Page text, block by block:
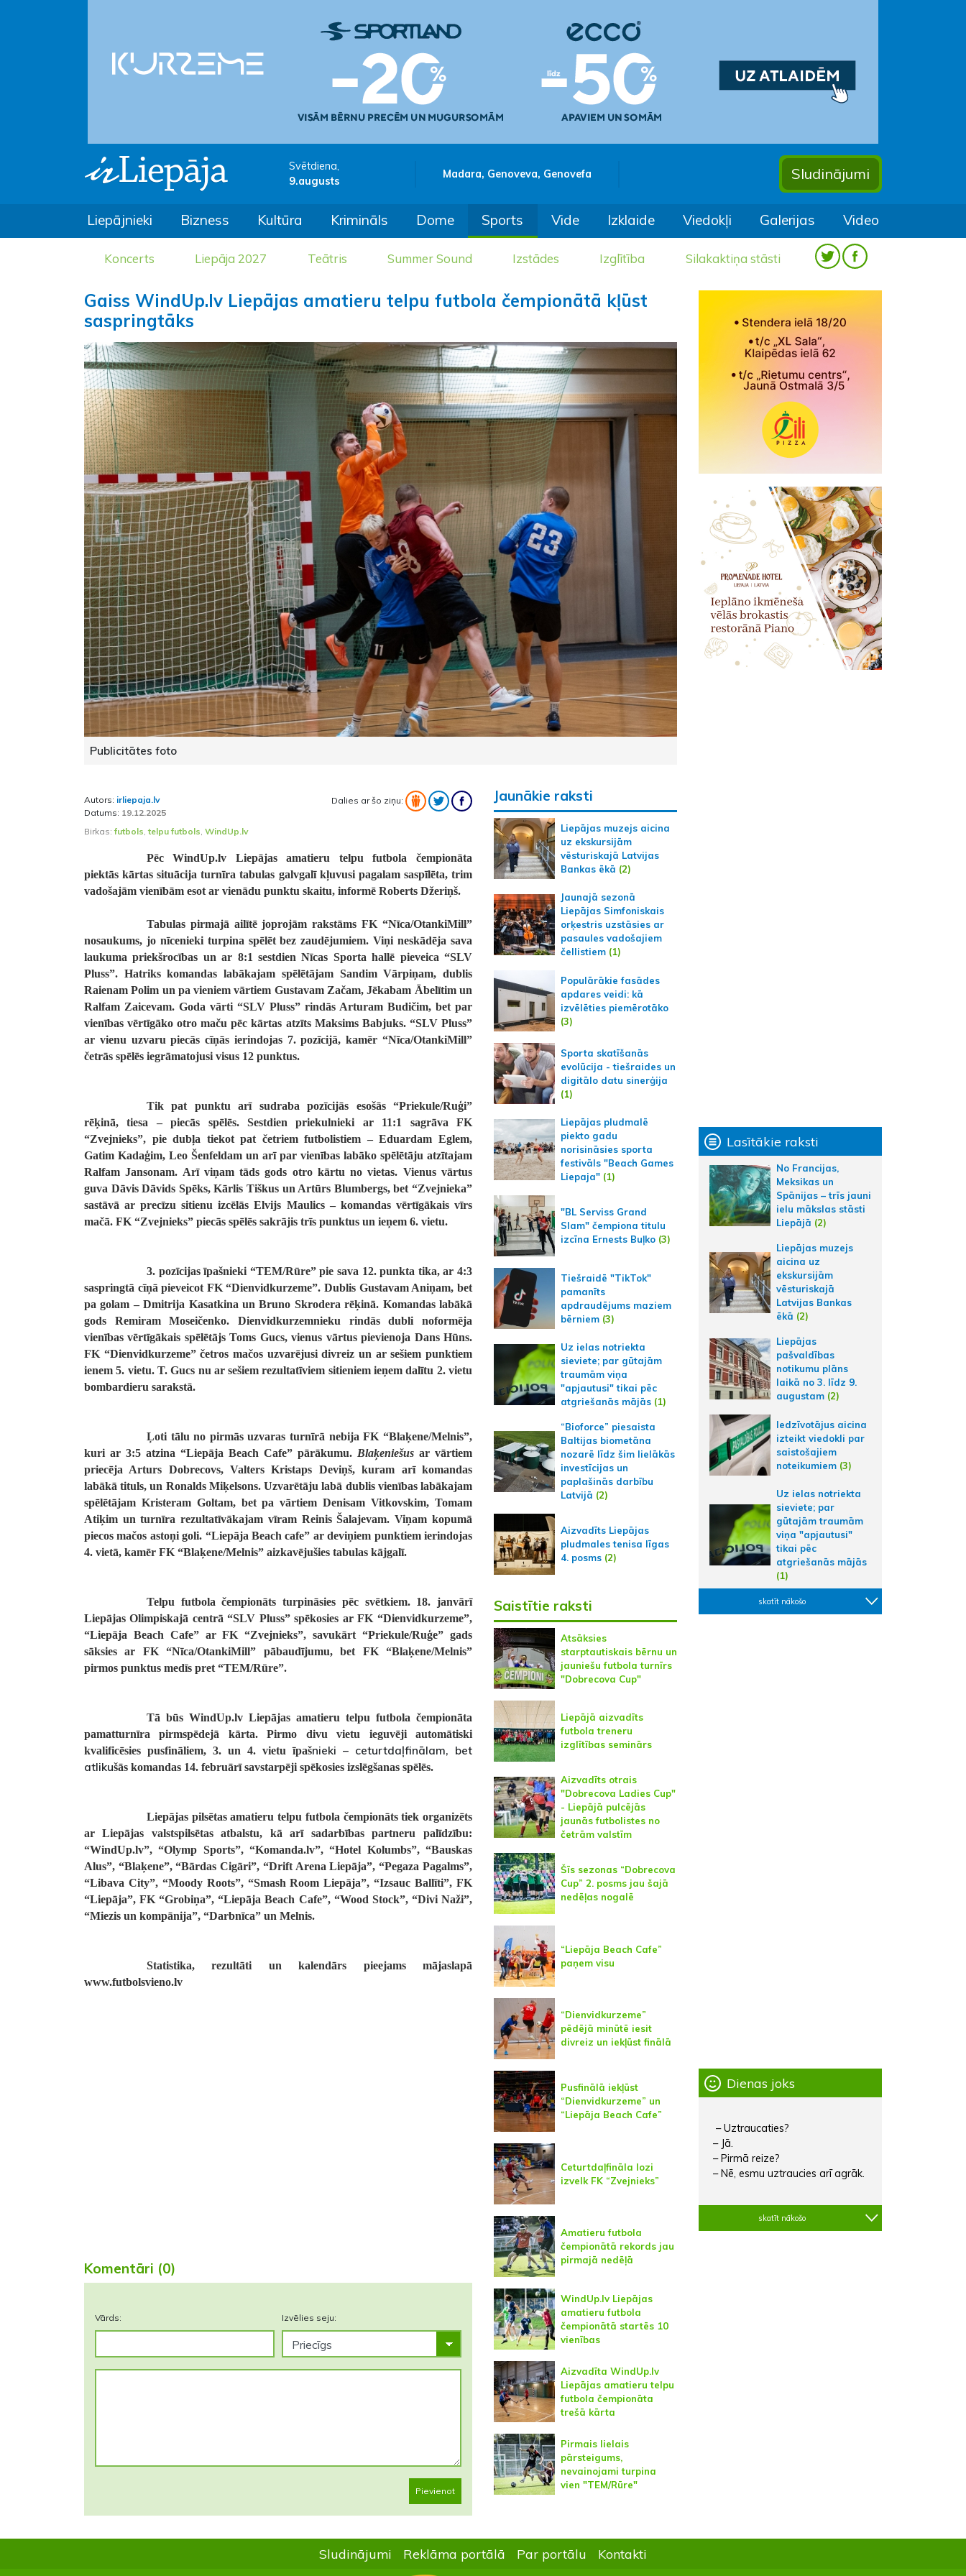
Svētdiena,
9.augusts
Madara, Genoveva, Genovefa Sludinājumi
Liepājnieki Bizness Kultūra Krimināls Dome Sports Vide Izklaide Viedokļi Galerijas Video
Koncerts Liepāja 2027 Teātris Summer Sound Izstādes Izglītība Silakaktiņa stāsti
Gaiss WindUp.lv Liepājas amatieru telpu futbola čempionātā kļūst
saspringtāks
Publicitātes foto
Autors: irliepaja.lv
Datums: 19.12.2025
Dalies ar šo ziņu:
Birkas:futbols,telpu futbols, WindUp.lv
Pēc WindUp.lv Liepājas amatieru telpu futbola čempionāta
piektās kārtas situācija turnīra tabulas galvgalī kļuvusi pagalam saspīlēta, trim
vadošajām vienībām esot ar vienādu punktu skaitu, informē Roberts Džeriņš.
Tabulas pirmajā ailītē joprojām rakstāms FK “Nīca/OtankiMill”
nosaukums, jo nīcenieki turpina spēlēt bez zaudējumiem. Viņi neskādēja sava
laukuma priekšrocības un ar 8:1 sestdien Nīcas Sporta hallē pieveica “SLV
Pluss”. Hatriks komandas labākajam spēlētājam Sandim Vārpiņam, dublis
Raienam Polim un pa vieniem vārtiem Gustavam Začam, Jēkabam Ābelītim un
Ralfam Zaicevam. Goda vārti “SLV Pluss” rindās Arturam Budičim, bet par
vienības vērtīgāko otro maču pēc kārtas atzīts Maksims Babjuks. “SLV Pluss”
ar vienu uzvaru piecās cīņās ierindojas 7. pozīcijā, kamēr “Nīca/OtankiMill”
četrās spēlēs iegrāmatojusi visus 12 punktus.
Tik pat punktu arī sudraba pozīcijās esošās “Priekule/Ruģi”
rēķinā, tiesa – piecās spēlēs. Sestdien priekulnieki ar 11:1 sagrāva FK
“Zvejnieks”, pie dubļa tiekot pat četriem futbolistiem – Eduardam Eglem,
Gatim Kadaģim, Leo Šenfeldam un arī par vienības labāko spēlētāju atzītajam
Ralfam Jansonam. Arī viņam tāds gods otro kārtu no vietas. Vienus vārtus
guva Dāvis Dāvids Spēks, Kārlis Tiškus un Artūrs Blumbergs, bet “Zvejnieka”
sastāvā ar precīzu sitienu izcēlās Elvijs Maulics – komandas vērtīgākais vīrs
mačā. FK “Zvejnieks” piecās spēlēs sakrājis trīs punktus un ieņem 6. vietu.
3. pozīcijas īpašnieki “TEM/Rūre” pie sava 12. punkta tika, ar 4:3
saspringtā cīņā pieveicot FK “Dienvidkurzeme”. Dublis Gustavam Aniņam, bet
pa golam – Dmitrija Kasatkina un Bruno Skrodera rēķinā. Komandas labākā
gods Remiram Moseičenko. Dienvidkurzemnieku rindās dubli noformēja
vienības vērtīgākais spēlētājs Toms Gucs, vienus vārtus pievienoja Dans Hūns.
FK “Dienvidkurzeme” četros mačos uzvarējusi divreiz un ar sešiem punktiem
ienem 5. vietu. T. Gucs nu ar sešiem rezultatīviem sitieniem ieņem dalītu 2. vietu
bombardieru sarakstā.
Ļoti tālu no pirmās uzvaras turnīrā nebija FK “Blaķene/Melnis”,
kuri ar 3:5 atzina “Liepāja Beach Cafe” pārākumu. Blaķeniešus ar vārtiem
priecēja Arturs Dobrecovs, Valters Kristaps Deviņš, kuram arī komandas
labākā tituls, un Ronalds Miķelsons. Uzvarētāju labā dublis vienības labākajam
spēlētājam Kristeram Goltam, bet pa vārtiem Denisam Vitkovskim, Tomam
Atiķim un turnīra rezultatīvākajam vīram Reinis Šalajevam. Viņam kopumā
piecos mačos astoņi goli. “Liepāja Beach cafe” ar deviņiem punktiem ierindojas
4. vietā, kamēr FK “Blaķene/Melnis” aizkavējušies tabulas kājgalī.
Telpu futbola čempionāts turpināsies pēc svētkiem. 18. janvārī
Liepājas Olimpiskajā centrā “SLV Pluss” spēkosies ar FK “Dienvidkurzeme”,
“Liepāja Beach Cafe” ar FK “Zvejnieks”, savukārt “Priekule/Ruģe” gads
sāksies ar FK “Nīca/OtankiMill” pābaudījumu, bet FK “Blaķene/Melnis”
pirmos punktus medīs pret “TEM/Rūre”.
Tā būs WindUp.lv Liepājas amatieru telpu futbola čempionāta
pamatturnīra pirmspēdejā kārta. Pirmo divu vietu ieguvēji automātiski
kvalificēsies pusfināliem, 3. un 4. vietu īpašnieki – ceturtdaļfinālam, bet
atlikušās komandas 14. februārī savstarpēji spēkosies izslēgšanas spēlēs.
Liepājas pilsētas amatieru telpu futbola čempionāts tiek organizēts
ar Liepājas valstspilsētas atbalstu, kā arī sadarbības partneru palīdzību:
“WindUp.lv”, “Olymp Sports”, “Komanda.lv”, “Hotel Kolumbs”, “Bauskas
Alus”, “Blaķene”, “Bārdas Cigāri”, “Drift Arena Liepāja”, “Pegaza Pagalms”,
“Libava City”, “Moody Roots”, “Smash Room Liepāja”, “Izsauc Ballīti”, FK
“Liepāja”, FK “Grobiņa”, “Liepāja Beach Cafe”, “Wood Stock”, “Divi Naži”,
“Miezis un kompānija”, “Darbnīca” un Melnis.
Statistika, rezultāti un kalendārs pieejams mājaslapā
www.futbolsvieno.lv
Komentāri (0)
Vārds: Izvēlies seju:
Pievienot
Jaunākie raksti
Liepājas muzejs aicina
uz ekskursijām
vēsturiskajā Latvijas
Bankas ēkā (2)
Jaunajā sezonā
Liepājas Simfoniskais
orķestris uzstāsies ar
pasaules vadošajiem
čellistiem(1)
Populārākie fasādes
apdares veidi: kā
izvēlēties piemērotāko
(3)
Sporta skatīšanās
evolūcija - tiešraides un
digitālo datu sinerģija
(1)
Liepājas pludmalē
piekto gadu
norisināsies sporta
festivāls "Beach Games
Liepaja"(1)
"BL Serviss Grand
Slam" čempiona titulu
izcīna Ernests Buļko(3)
Tiešraidē "TikTok"
pamanīts
apdraudējums maziem
bērniem(3)
Uz ielas notriekta
sieviete; par gūtajām
traumām viņa
"apjautusi" tikai pēc
atgriešanās mājās(1)
“Bioforce” piesaista
Baltijas biometāna
nozarē līdz šim lielākās
investīcijas un
paplašinās darbību
Latvijā (2)
Aizvadīts Liepājas
pludmales tenisa līgas
4. posms(2)
Saistītie raksti
Atsāksies
starptautiskais bērnu un
jauniešu futbola turnīrs
"Dobrecova Cup"
Liepājā aizvadīts
futbola treneru
izglītības seminārs
Aizvadīts otrais
"Dobrecova Ladies Cup"
- Liepājā pulcējās
jaunās futbolistes no
četrām valstīm
Šīs sezonas “Dobrecova
Cup” 2. posms jau šajā
nedēļas nogalē
“Liepāja Beach Cafe”
paņem visu
“Dienvidkurzeme”
pēdējā minūtē iesit
divreiz un iekļūst finālā
Pusfinālā iekļūst
“Dienvidkurzeme” un
“Liepāja Beach Cafe”
Ceturtdaļfināla lozi
izvelk FK “Zvejnieks”
Amatieru futbola
čempionātā rekords jau
pirmajā nedēļā
WindUp.lv Liepājas
amatieru futbola
čempionātā startēs 10
vienības
Aizvadīta WindUp.lv
Liepājas amatieru telpu
futbola čempionāta
trešā kārta
Pirmais lielais
pārsteigums,
nevainojami turpina
vien "TEM/Rūre"
Lasītākie raksti
No Francijas,
Meksikas un
Spānijas – trīs jauni
ielu mākslas stāsti
Liepājā (2)
Liepājas muzejs
aicina uz
ekskursijām
vēsturiskajā
Latvijas Bankas
ēkā (2)
Liepājas
pašvaldības
notikumu plāns
laikā no 3. līdz 9.
augustam (2)
Iedzīvotājus aicina
izteikt viedokli par
saistošajiem
noteikumiem (3)
Uz ielas notriekta
sieviete; par
gūtajām traumām
viņa "apjautusi"
tikai pēc
atgriešanās mājās
(1)
skatīt nākošo
Dienas joks
– Uztraucaties?
– Jā.
– Pirmā reize?
– Nē, esmu uztraucies arī agrāk.
skatīt nākošo
Sludinājumi Reklāma portālā Par portālu Kontakti